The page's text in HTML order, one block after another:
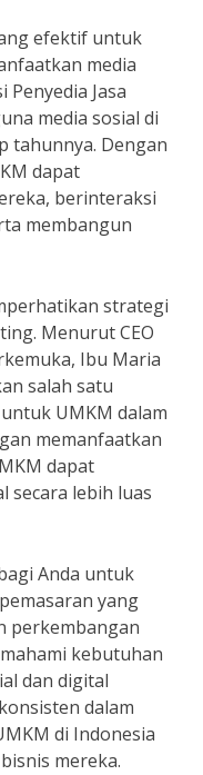
efektif untuk
media
Jasa
media sosial di
tahunnya. Dengan
dapat
berinteraksi
membangun
strategi
Menurut CEO
Ibu Maria
salah satu
UMKM dalam
memanfaatkan
dapat
secara lebih luas
Anda untuk
yang
perkembangan
kebutuhan
dan digital
dalam
di Indonesia
mereka.